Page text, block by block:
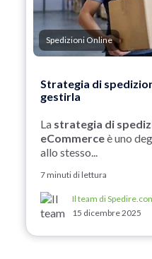
Spedizioni Online
Strategia di
gestirla
La strategia di
eCommerceè uno
allo stesso...
7 minuti di lettura
Il team di
15 dicembre 2025